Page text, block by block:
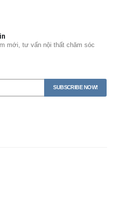
mới, tư vấn nội thất chăm sóc